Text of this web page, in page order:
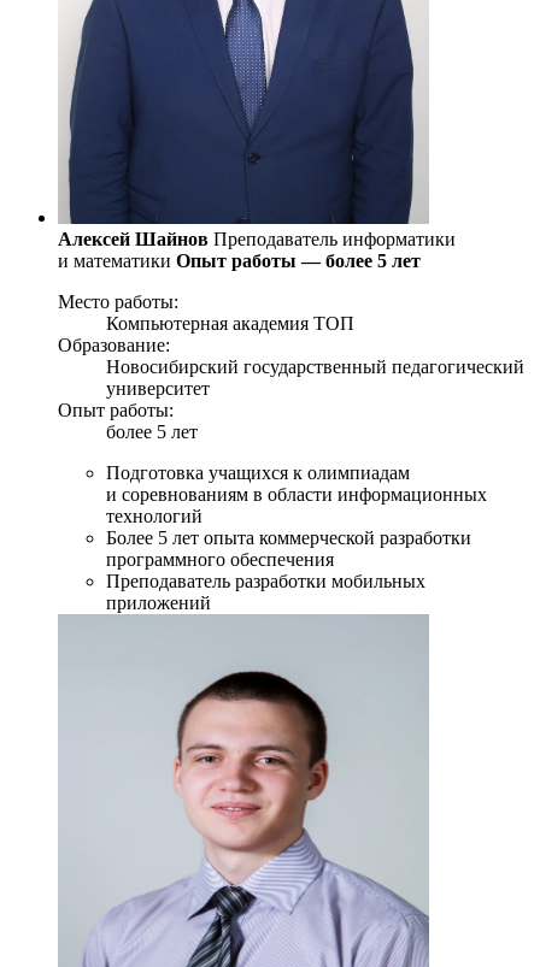
Алексей Шайнов Преподаватель информатики
и математики Опыт работы — более 5 лет
Место работы:
Компьютерная академия TOП
Образование:
Новосибирский государственный педагогический
университет
Опыт работы:
более 5 лет
Подготовка учащихся к олимпиадам
и соревнованиям в области информационных
технологий
Более 5 лет опыта коммерческой разработки
программного обеспечения
Преподаватель разработки мобильных
приложений